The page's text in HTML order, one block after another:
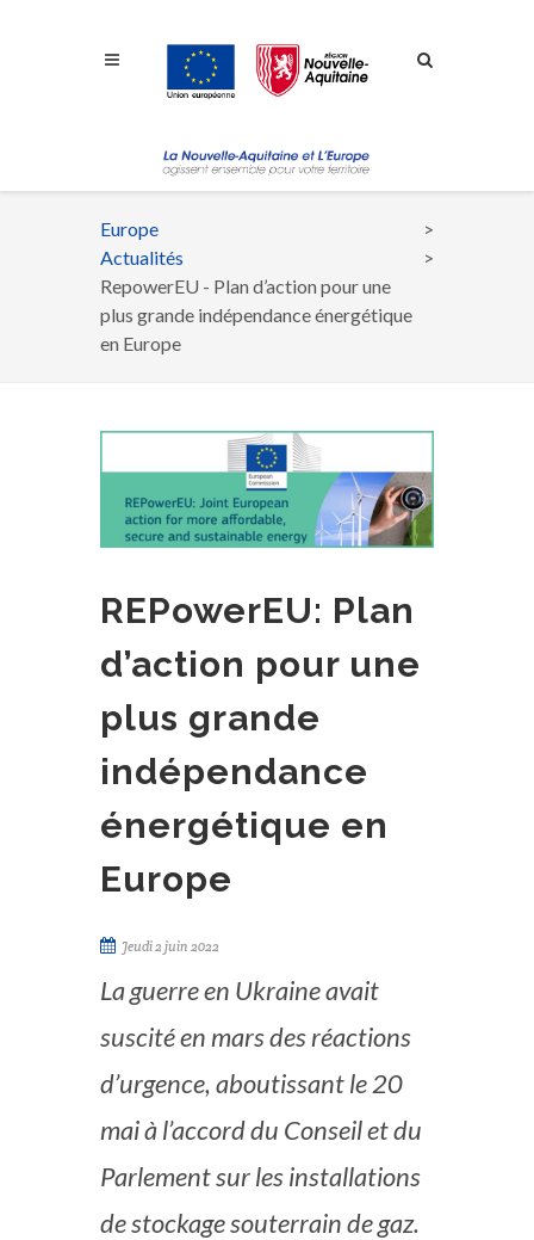
Fil
d'Ariane
Europe
Actualités
RepowerEU - Plan d’action pour une
plus grande indépendance énergétique
en Europe
REPowerEU: Plan
d’action pour une
plus grande
indépendance
énergétique en
Europe
Jeudi 2 juin 2022
La guerre en Ukraine avait
suscité en mars des réactions
d’urgence, aboutissant le 20
mai à l’accord du Conseil et du
Parlement sur les installations
de stockage souterrain de gaz.